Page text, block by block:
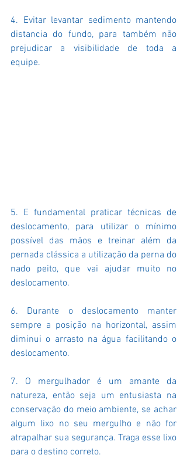
4. Evitar levantar sedimento mantendo
distancia do fundo, para também não
prejudicar a visibilidade de toda a
equipe.
5. E fundamental praticar técnicas de
deslocamento, para utilizar o mínimo
possível das mãos e treinar além da
pernada clássica a utilização da perna do
nado peito, que vai ajudar muito no
deslocamento.
6. Durante o deslocamento manter
sempre a posição na horizontal, assim
diminui o arrasto na água facilitando o
deslocamento.
7. O mergulhador é um amante da
natureza, então seja um entusiasta na
conservação do meio ambiente, se achar
algum lixo no seu mergulho e não for
atrapalhar sua segurança. Traga esse lixo
para o destino correto.